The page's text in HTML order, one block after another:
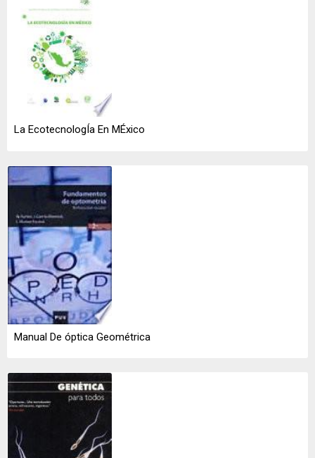
La EcotecnologÍa En MÉxico
Manual De óptica Geométrica